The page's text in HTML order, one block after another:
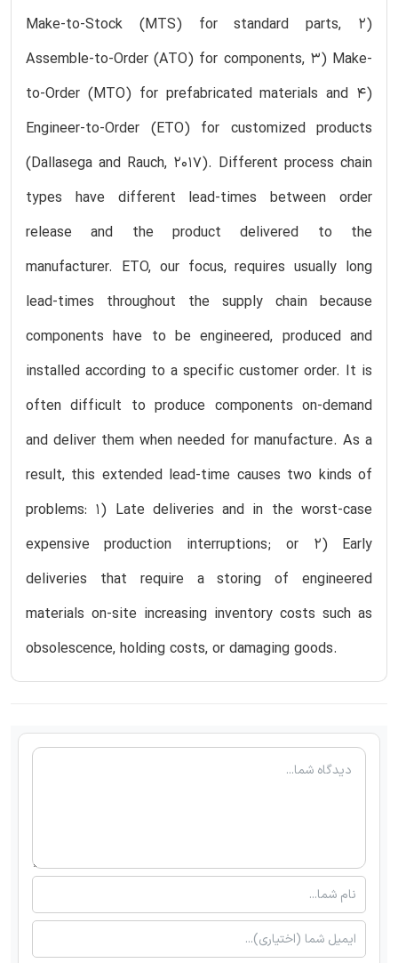
Make-to-Stock (MTS) for standard parts, 2)
Assemble-to-Order (ATO) for components, 3) Make-
to-Order (MTO) for prefabricated materials and 4)
Engineer-to-Order (ETO) for customized products
(Dallasega and Rauch, 2017). Different process chain
types have different lead-times between order
release and the product delivered to the
manufacturer. ETO, our focus, requires usually long
lead-times throughout the supply chain because
components have to be engineered, produced and
installed according to a specific customer order. It is
often difficult to produce components on-demand
and deliver them when needed for manufacture. As a
result, this extended lead-time causes two kinds of
problems: 1) Late deliveries and in the worst-case
expensive production interruptions; or 2) Early
deliveries that require a storing of engineered
materials on-site increasing inventory costs such as
obsolescence, holding costs, or damaging goods.